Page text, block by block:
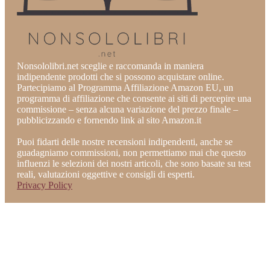
Nonsololibri.net sceglie e raccomanda in maniera
indipendente prodotti che si possono acquistare online.
Partecipiamo al Programma Affiliazione Amazon EU, un
programma di affiliazione che consente ai siti di percepire una
commissione – senza alcuna variazione del prezzo finale –
pubblicizzando e fornendo link al sito Amazon.it
Puoi fidarti delle nostre recensioni indipendenti, anche se
guadagniamo commissioni, non permettiamo mai che questo
influenzi le selezioni dei nostri articoli, che sono basate su test
reali, valutazioni oggettive e consigli di esperti.
Privacy Policy